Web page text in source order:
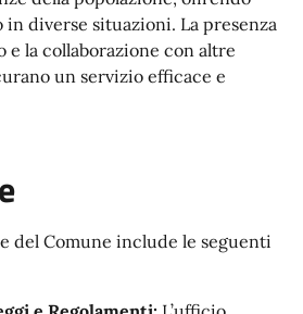
in diverse situazioni. La presenza
la collaborazione con altre
un servizio efficace e
del Comune include le seguenti